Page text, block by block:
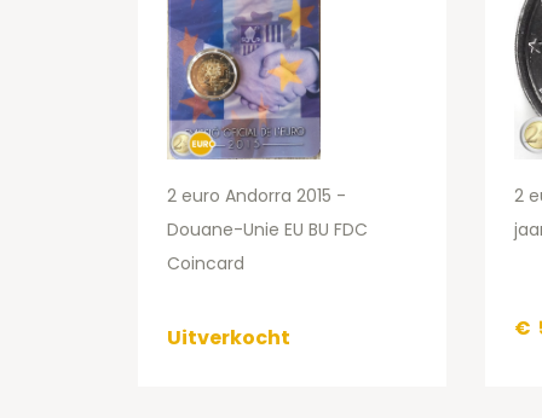
2 euro Andorra 2015 -
Douane-Unie EU BU FDC
Coincard
Uitverkocht
2
€